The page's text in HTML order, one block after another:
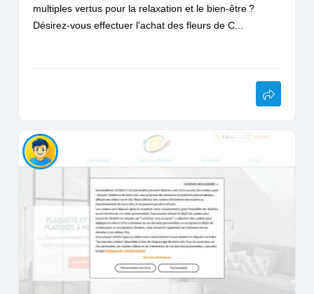
multiples vertus pour la relaxation et le bien-être ?
Désirez-vous effectuer l'achat des fleurs de C...